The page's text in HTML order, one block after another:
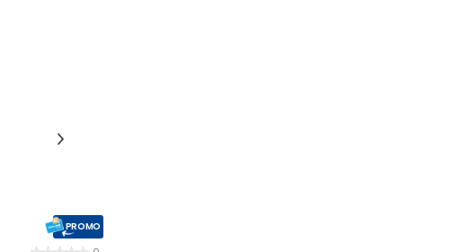
PROMO